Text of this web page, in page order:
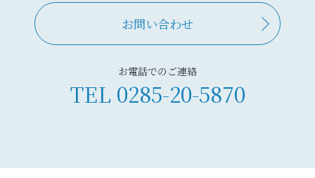
お問い合わせ
お電話でのご連絡
TEL 0285-20-5870